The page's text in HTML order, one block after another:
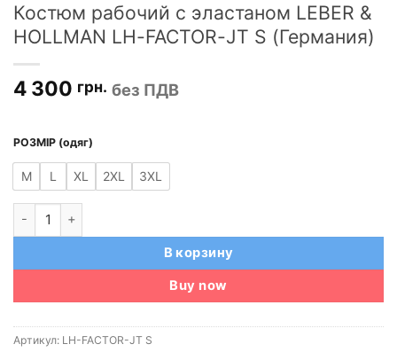
Костюм рабочий с эластаном LEBER &
HOLLMAN LH-FACTOR-JT S (Германия)
4 300 грн. без ПДВ
РОЗМІР (одяг)
M L XL 2XL 3XL
В корзину
Buy now
Артикул: LH-FACTOR-JT S